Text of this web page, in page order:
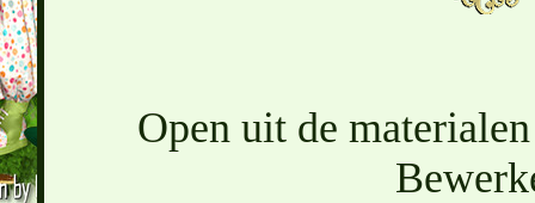
Open uit de